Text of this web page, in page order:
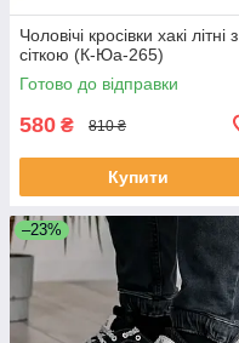
Чоловічі кросівки хакі літні з
сіткою (К-Юа-265)
Готово до відправки
580 ₴ 810 ₴
Купити
–23%